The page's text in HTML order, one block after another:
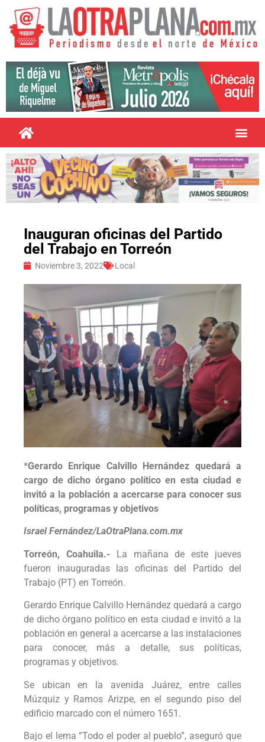
Inauguran oficinas del Partido
del Trabajo en Torreón
Noviembre 3, 2022 Local
*Gerardo Enrique Calvillo Hernández quedará a
cargo de dicho órgano político en esta ciudad e
invitó a la población a acercarse para conocer sus
políticas, programas y objetivos
Israel Fernández/LaOtraPlana.com.mx
Torreón, Coahuila.-La mañana de este jueves
fueron inauguradas las oficinas del Partido del
Trabajo (PT) en Torreón.
Gerardo Enrique Calvillo Hernández quedará a cargo
de dicho órgano político en esta ciudad e invitó a la
población en general a acercarse a las instalaciones
para conocer, más a detalle, sus políticas,
programas y objetivos.
Se ubican en la avenida Juárez, entre calles
Múzquiz y Ramos Arizpe, en el segundo piso del
edificio marcado con el número 1651.
Bajo el lema “Todo el poder al pueblo”, aseguró que